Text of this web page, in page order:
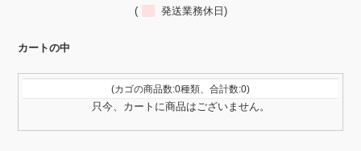
( 発送業務休日)
カートの中
(カゴの商品数:0種類、合計数:0)
只今、カートに商品はございません。